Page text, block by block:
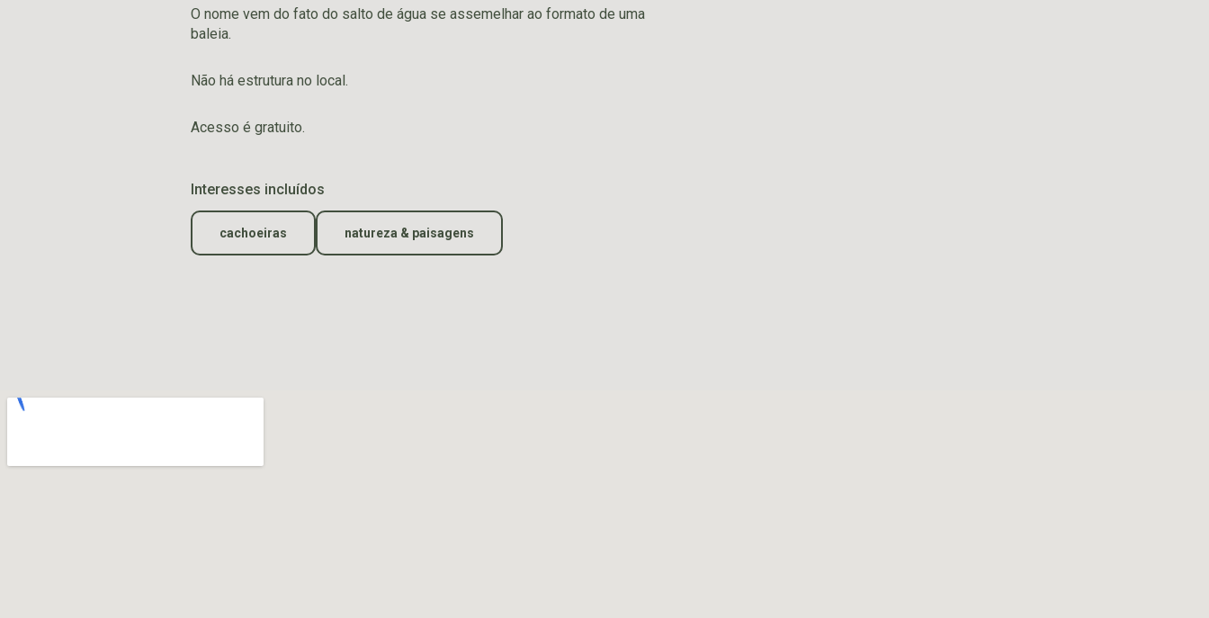
O nome vem do fato do salto de água se assemelhar ao formato de uma
baleia.
Não há estrutura no local.
Acesso é gratuito.
Interesses incluídos
cachoeiras natureza & paisagens